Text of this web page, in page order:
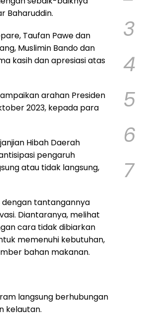
Baharuddin.
Taufan Pawe dan
Muslimin Bando dan
kasih dan apresiasi atas
arahan Presiden
2023, kepada para
Hibah Daerah
pengaruh
atau tidak langsung,
dengan tantangannya
Diantaranya, melihat
cara tidak dibiarkan
memenuhi kebutuhan,
bahan makanan.
langsung berhubungan
kelautan.
3
4
5
6
7